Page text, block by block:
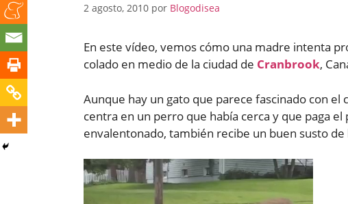
2 agosto, 2010 por Blogodisea
En este vídeo, vemos cómo una madre intenta
colado en medio de la ciudad de Cranbrook,
Aunque hay un gato que parece fascinado con
centra en un perro que había cerca y que paga
envalentonado, también recibe un buen susto de